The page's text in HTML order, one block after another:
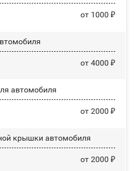
от 1000 ₽
от 4000 ₽
автомобиля
от 2000 ₽
крышки автомобиля
от 2000 ₽